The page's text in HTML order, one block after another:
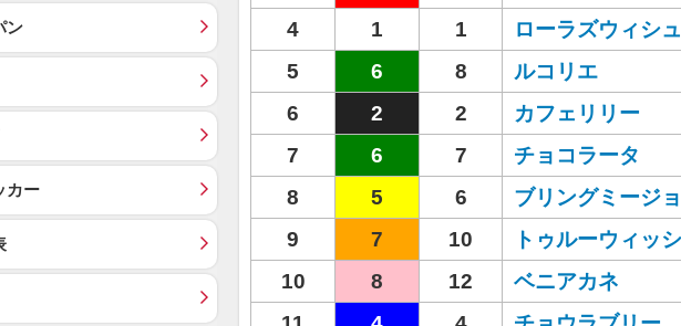
4
1 1 ローラズウィシュ
5
6 8 ルコリエ
6
2 2 カフェリリー
7
6 7 チョコラータ
8
5 6 ブリングミージ
9
7 10 トゥルーウィッ
10
8 12 ベニアカネ
ン
カー